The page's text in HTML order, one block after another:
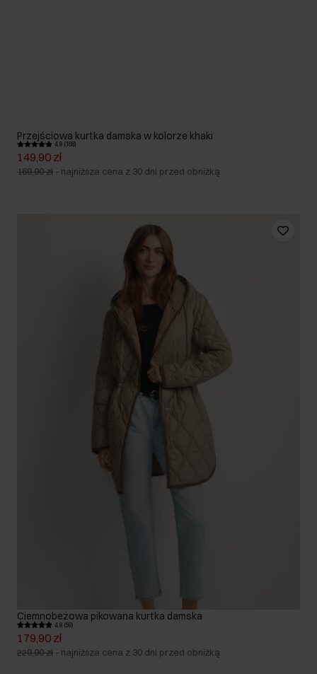
Przejściowa kurtka damska w kolorze khaki
4.9 (168)
149,90 zł
169,90 zł - najniższa cena z 30 dni przed obniżką
Ciemnobeżowa pikowana kurtka damska
4.9 (59)
179,90 zł
229,90 zł - najniższa cena z 30 dni przed obniżką